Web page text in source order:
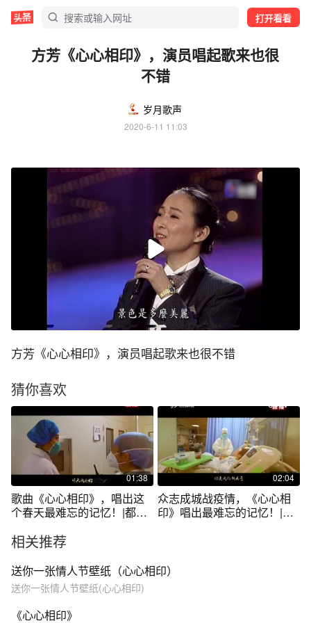
打开看看
方芳《心心相印》，演员唱起歌来也很
不错
岁月歌声
2020-6-11 11:03
方芳《心心相印》，演员唱起歌来也很不错
猜你喜欢
01:38
歌曲《心心相印》，唱出这
个春天最难忘的记忆！|都市
02:04
众志成城战疫情，《心心相
印》唱出最难忘的记忆！|都
相关推荐
送你一张情人节壁纸（心心相印）
送你一张情人节壁纸(心心相印)
《心心相印》